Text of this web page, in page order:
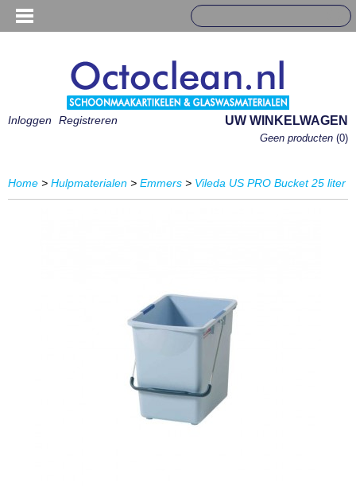
Inloggen Registreren UW WINKELWAGEN
Geen producten (0)
Home > Hulpmaterialen > Emmers > Vileda US PRO Bucket 25 liter